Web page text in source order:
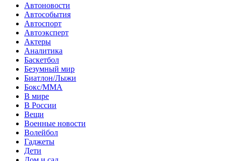
Автоновости
Автособытия
Автоспорт
Автоэксперт
Актеры
Аналитика
Баскетбол
Безумный мир
Биатлон/Лыжи
Бокс/MMA
В мире
В России
Вещи
Военные новости
Волейбол
Гаджеты
Дети